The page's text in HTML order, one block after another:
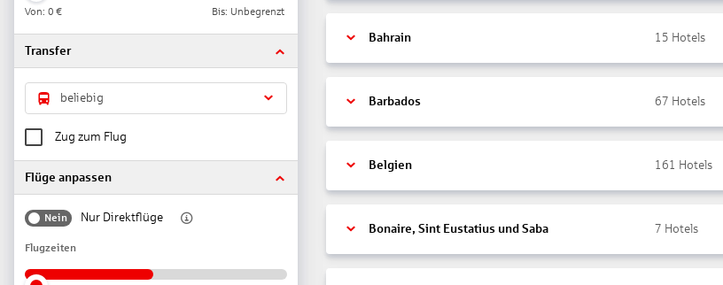
Von: 0 € Bis: Unbegrenzt
Transfer
beliebig
Zug zum Flug
Flüge anpassen
Nein Nur Direktflüge
Flugzeiten
Bahrain 15 Hotels
Barbados 67 Hotels
Belgien 161 Hotels
Bonaire, Sint Eustatius und Saba 7 Hotels